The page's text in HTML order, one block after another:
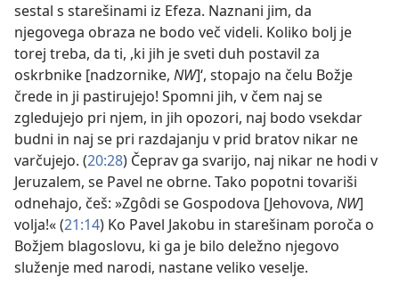
sestal s starešinami iz Efeza. Naznani jim, da
njegovega obraza ne bodo več videli. Koliko bolj je
torej treba, da ti, ,ki jih je sveti duh postavil za
oskrbnike [nadzornike, NW]‘, stopajo na čelu Božje
črede in ji pastirujejo! Spomni jih, v čem naj se
zgledujejo pri njem, in jih opozori, naj bodo vsekdar
budni in naj se pri razdajanju v prid bratov nikar ne
varčujejo. (20:28) Čeprav ga svarijo, naj nikar ne hodi v
Jeruzalem, se Pavel ne obrne. Tako popotni tovariši
odnehajo, češ: »Zgôdi se Gospodova [Jehovova, NW]
volja!« (21:14) Ko Pavel Jakobu in starešinam poroča o
Božjem blagoslovu, ki ga je bilo deležno njegovo
služenje med narodi, nastane veliko veselje.